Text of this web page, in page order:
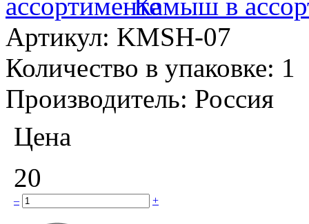
Артикул: KMSH-07
Количество в упаковке: 1
Производитель: Россия
Цена
20
– +